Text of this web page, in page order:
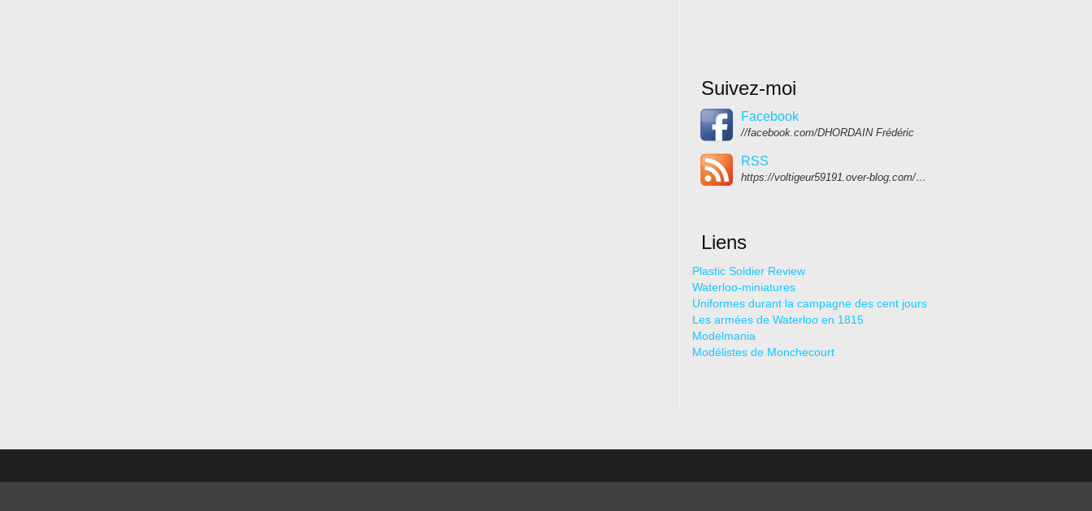
Suivez-moi
Facebook
//facebook.com/DHORDAIN Frédéric
RSS
https://voltigeur59191.over-blog.com/rss
Liens
Plastic Soldier Review
Waterloo-miniatures
Uniformes durant la campagne des cent jours
Les armées de Waterloo en 1815
Modelmania
Modélistes de Monchecourt